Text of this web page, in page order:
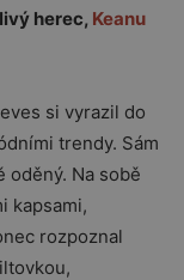
herec, Keanu
si vyrazil do
trendy. Sám
oděný. Na sobě
kapsami,
rozpoznal